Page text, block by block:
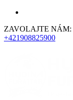
ZAVOLAJTE NÁM:
+421908825900